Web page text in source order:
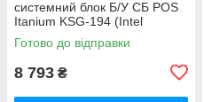
системний блок Б/У СБ POS
Itanium KSG-194 (Intel
Celeron J1900 1.99GHz/RAM
8GB/SSD 512GB/Intel HD
Готово до відправки
8 793 ₴